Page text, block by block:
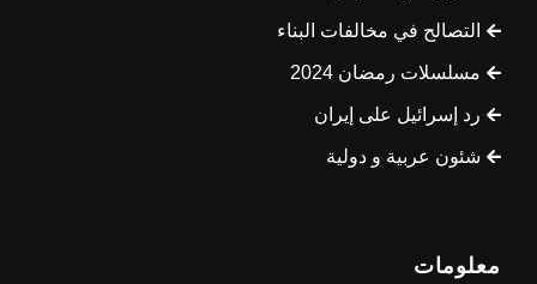
التصالح في مخالفات البناء
مسلسلات رمضان 2024
رد إسرائيل على إيران
شئون عربية و دولية
معلومات